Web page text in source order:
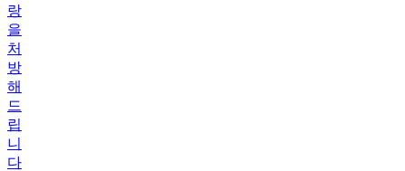
랑
을
처
방
해
드
립
니
다